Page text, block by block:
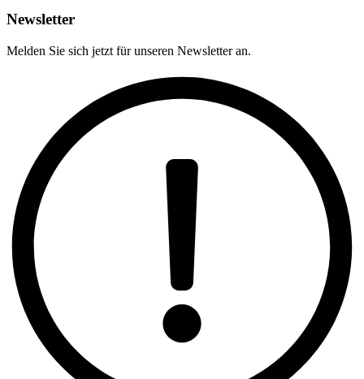
Newsletter
Melden Sie sich jetzt für unseren Newsletter an.